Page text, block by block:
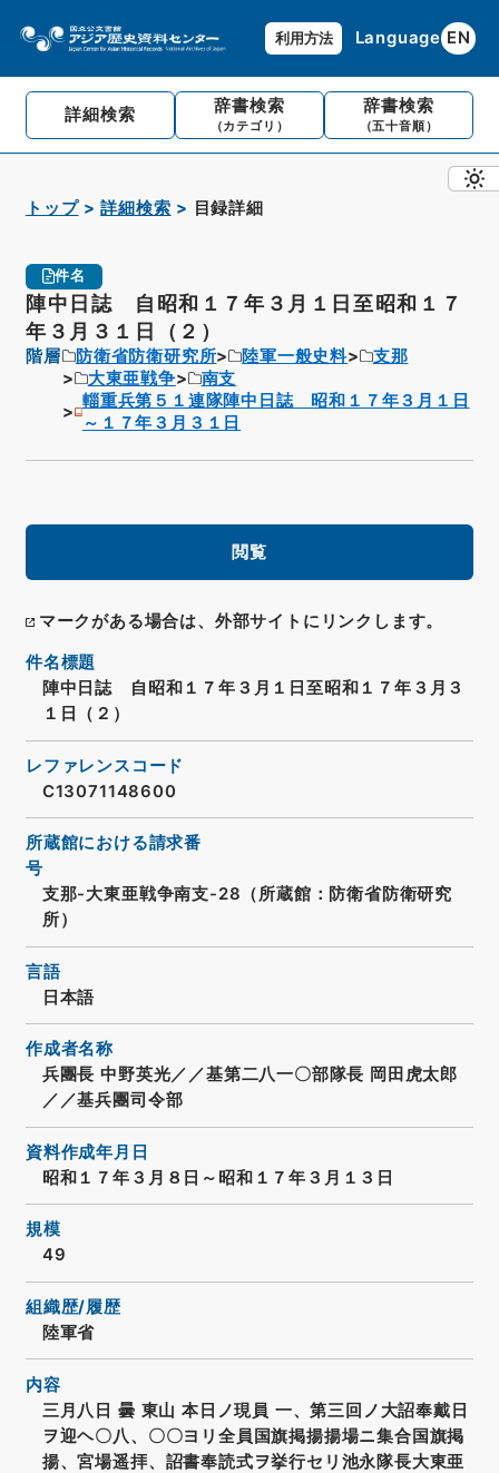
利用方法 Language EN
詳細検索 辞書検索
（カテゴリ）
辞書検索
（五十音順）
トップ 詳細検索 目録詳細
件名
陣中日誌 自昭和１７年３月１日至昭和１７
年３月３１日（２）
階層 防衛省防衛研究所 陸軍一般史料
支那
大東亜戦争
南支
輜重兵第５１連隊陣中日誌 昭和１７年３月１日
～１７年３月３１日
閲覧
マークがある場合は、外部サイトにリンクします。
件名標題
陣中日誌 自昭和１７年３月１日至昭和１７年３月３
１日（２）
レファレンスコード
C13071148600
所蔵館における請求番
号
支那-大東亜戦争南支-28（所蔵館：防衛省防衛研究
所）
言語
日本語
作成者名称
兵團長 中野英光／／基第二八一〇部隊長 岡田虎太郎
／／基兵團司令部
資料作成年月日
昭和１７年３月８日～昭和１７年３月１３日
規模
49
組織歴/履歴
陸軍省
内容
三月八日 曇 東山 本日ノ現員 一、第三回ノ大詔奉戴日
ヲ迎ヘ〇八、〇〇ヨリ全員国旗掲揚揚場ニ集合国旗掲
揚、宮場遥拝、詔書奉読式ヲ挙行セリ池永隊長大東亜